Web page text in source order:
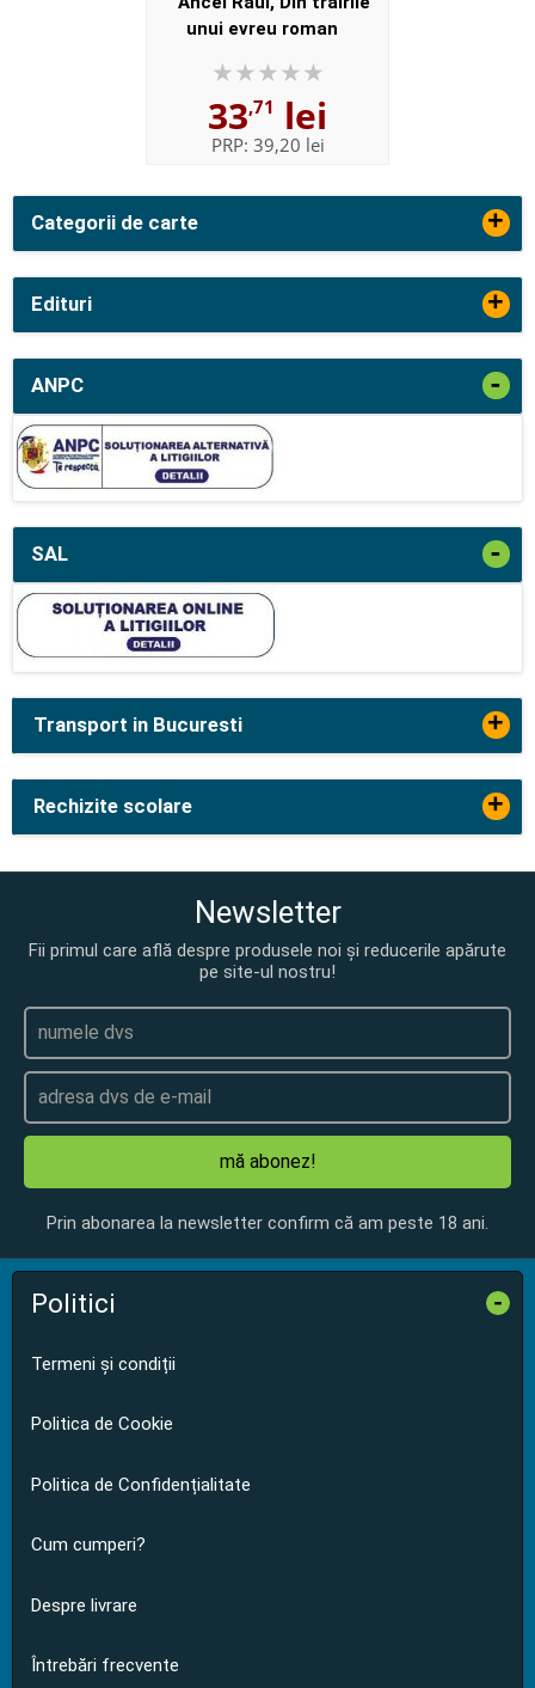
Categorii de carte +
Edituri +
ANPC -
SAL -
unui evreu roman
33,71 lei
PRP: 39,20 lei
Transport in Bucuresti +
Rechizite scolare +
Newsletter
Fii primul care află despre produsele noi și reducerile apărute
pe site-ul nostru!
mă abonez!
Prin abonarea la newsletter confirm că am peste 18 ani.
Politici -
Termeni și condiții
Politica de Cookie
Politica de Confidențialitate
Cum cumperi?
Despre livrare
Întrebări frecvente